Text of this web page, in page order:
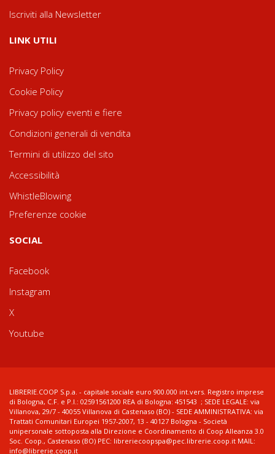
Iscriviti alla Newsletter
LINK UTILI
Privacy Policy
Cookie Policy
Privacy policy eventi e fiere
Condizioni generali di vendita
Termini di utilizzo del sito
Accessibilità
WhistleBlowing
Preferenze cookie
SOCIAL
Facebook
Instagram
X
Youtube
LIBRERIE.COOP S.p.a. - capitale sociale euro 900.000 int.vers. Registro imprese
di Bologna, C.F. e P.I.: 02591561200 REA di Bologna: 451543 ; SEDE LEGALE: via
Villanova, 29/7 - 40055 Villanova di Castenaso (BO) - SEDE AMMINISTRATIVA: via
Trattati Comunitari Europei 1957-2007, 13 - 40127 Bologna - Società
unipersonale sottoposta alla Direzione e Coordinamento di Coop Alleanza 3.0
Soc. Coop., Castenaso (BO) PEC: libreriecoopspa@pec.librerie.coop.it MAIL:
info@librerie.coop.it